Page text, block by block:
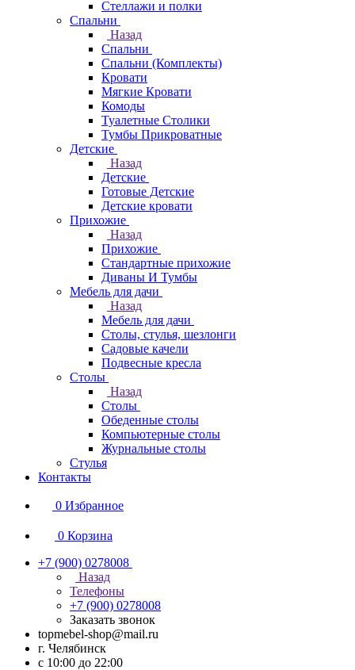
Стеллажи и полки
Спальни
Назад
Спальни
Спальни (Комплекты)
Кровати
Мягкие Кровати
Комоды
Туалетные Столики
Тумбы Прикроватные
Детские
Назад
Детские
Готовые Детские
Детские кровати
Прихожие
Назад
Прихожие
Стандартные прихожие
Диваны И Тумбы
Мебель для дачи
Назад
Мебель для дачи
Столы, стулья, шезлонги
Садовые качели
Подвесные кресла
Столы
Назад
Столы
Обеденные столы
Компьютерные столы
Журнальные столы
Стулья
Контакты
0 Избранное
0 Корзина
+7 (900) 0278008
Назад
Телефоны
+7 (900) 0278008
Заказать звонок
topmebel-shop@mail.ru
г. Челябинск
с 10:00 до 22:00